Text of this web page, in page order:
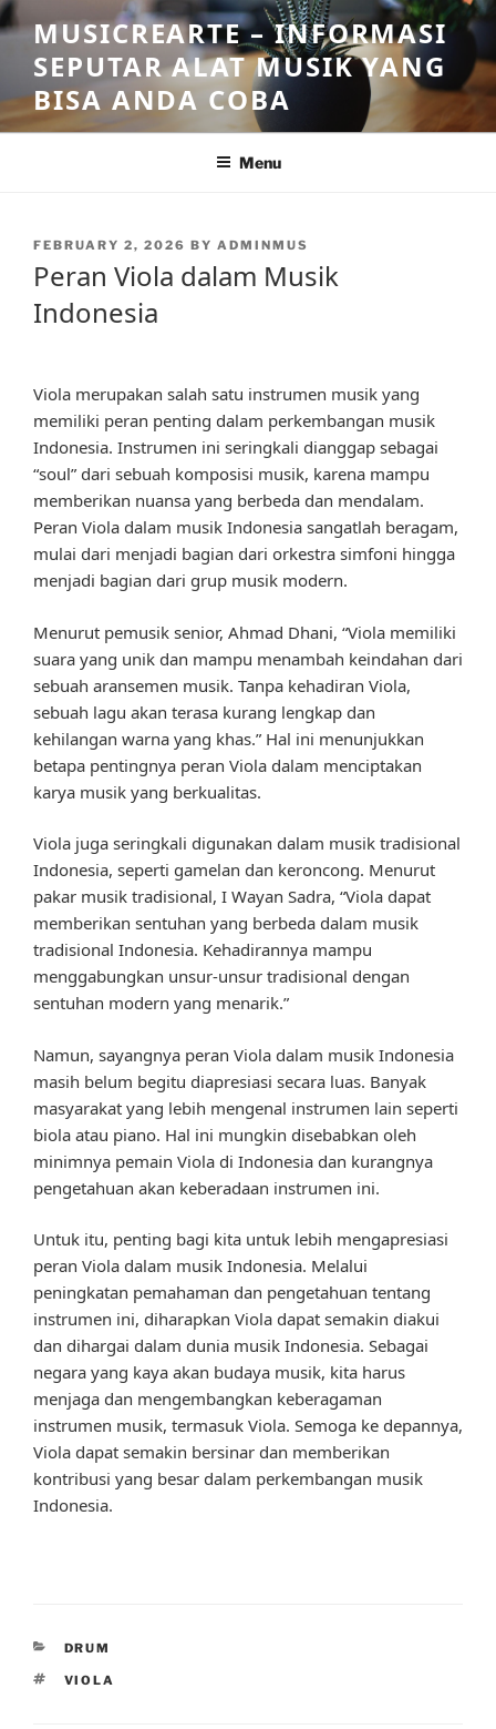
Skip
to
content
MUSICREARTE – INFORMASI
SEPUTAR ALAT MUSIK YANG
BISA ANDA COBA
Menu
POSTED
FEBRUARY 2, 2026 BY ADMINMUS
Peran Viola dalam Musik
Indonesia
Viola merupakan salah satu instrumen musik yang
memiliki peran penting dalam perkembangan musik
Indonesia. Instrumen ini seringkali dianggap sebagai
“soul” dari sebuah komposisi musik, karena mampu
memberikan nuansa yang berbeda dan mendalam.
Peran Viola dalam musik Indonesia sangatlah beragam,
mulai dari menjadi bagian dari orkestra simfoni hingga
menjadi bagian dari grup musik modern.
Menurut pemusik senior, Ahmad Dhani, “Viola memiliki
suara yang unik dan mampu menambah keindahan dari
sebuah aransemen musik. Tanpa kehadiran Viola,
sebuah lagu akan terasa kurang lengkap dan
kehilangan warna yang khas.” Hal ini menunjukkan
betapa pentingnya peran Viola dalam menciptakan
karya musik yang berkualitas.
Viola juga seringkali digunakan dalam musik tradisional
Indonesia, seperti gamelan dan keroncong. Menurut
pakar musik tradisional, I Wayan Sadra, “Viola dapat
memberikan sentuhan yang berbeda dalam musik
tradisional Indonesia. Kehadirannya mampu
menggabungkan unsur-unsur tradisional dengan
sentuhan modern yang menarik.”
Namun, sayangnya peran Viola dalam musik Indonesia
masih belum begitu diapresiasi secara luas. Banyak
masyarakat yang lebih mengenal instrumen lain seperti
biola atau piano. Hal ini mungkin disebabkan oleh
minimnya pemain Viola di Indonesia dan kurangnya
pengetahuan akan keberadaan instrumen ini.
Untuk itu, penting bagi kita untuk lebih mengapresiasi
peran Viola dalam musik Indonesia. Melalui
peningkatan pemahaman dan pengetahuan tentang
instrumen ini, diharapkan Viola dapat semakin diakui
dan dihargai dalam dunia musik Indonesia. Sebagai
negara yang kaya akan budaya musik, kita harus
menjaga dan mengembangkan keberagaman
instrumen musik, termasuk Viola. Semoga ke depannya,
Viola dapat semakin bersinar dan memberikan
kontribusi yang besar dalam perkembangan musik
Indonesia.
CATEGORIES
DRUM
TAGS
VIOLA